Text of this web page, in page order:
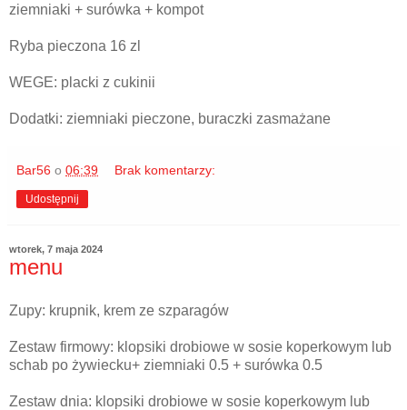
ziemniaki + surówka + kompot
Ryba pieczona 16 zl
WEGE: placki z cukinii
Dodatki: ziemniaki pieczone, buraczki zasmażane
Bar56 o 06:39 Brak komentarzy:
Udostępnij
wtorek, 7 maja 2024
menu
Zupy: krupnik, krem ze szparagów
Zestaw firmowy: klopsiki drobiowe w sosie koperkowym lub
schab po żywiecku+ ziemniaki 0.5 + surówka 0.5
Zestaw dnia: klopsiki drobiowe w sosie koperkowym lub